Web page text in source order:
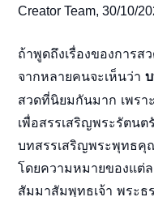
Creator Team,30/10/
ถ้าพูดถึงเรื่องของการ
จากหลายคนจะเห็นว่า
สวดที่นิยมกันมาก เพรา
เพื่อสรรเสริญพระรัตน
บทสรรเสริญพระพุทธ
โดยความหมายของแต่
สัมมาสัมพุทธเจ้า พระ